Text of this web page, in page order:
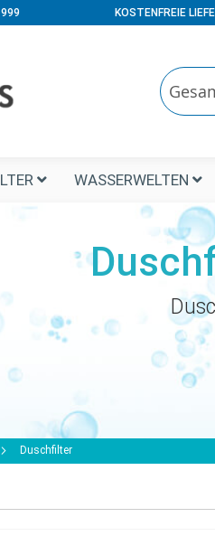
KOSTENFREIE
Suchen
WASSERWELTEN
Duschfilter